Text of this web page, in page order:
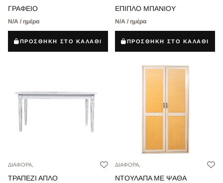
ΓΡΑΦΕΙΟ
Ν/Α / ημέρα
ΠΡΟΣΘΗΚΗ ΣΤΟ ΚΑΛΑΘΙ
ΕΠΙΠΛΟ ΜΠΑΝΙΟΥ
Ν/Α / ημέρα
ΠΡΟΣΘΗΚΗ ΣΤΟ ΚΑΛΑΘΙ
ΔΙΑΦΟΡΑ,
ΤΡΑΠΕΖΙ ΑΠΛΟ
ΔΙΑΦΟΡΑ,
ΝΤΟΥΛΑΠΑ ΜΕ ΨΑΘΑ